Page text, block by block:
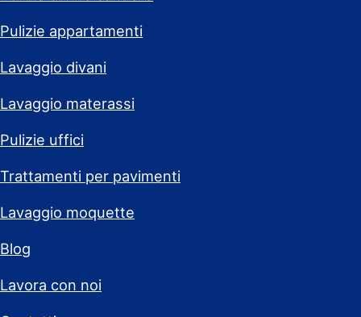
Pulizie appartamenti
Lavaggio divani
Lavaggio materassi
Pulizie uffici
Trattamenti per pavimenti
Lavaggio moquette
Blog
Lavora con noi